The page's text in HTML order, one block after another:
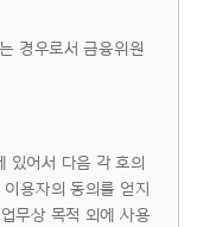
경우로서 금융위원
있어서 다음 각 호의
용자의 동의를 얻지
무상 목적 외에 사용